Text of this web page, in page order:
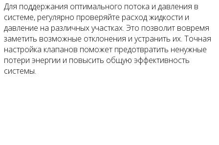
Для поддержания оптимального потока и давления в
системе, регулярно проверяйте расход жидкости и
давление на различных участках. Это позволит вовремя
заметить возможные отклонения и устранить их. Точная
настройка клапанов поможет предотвратить ненужные
потери энергии и повысить общую эффективность
системы.